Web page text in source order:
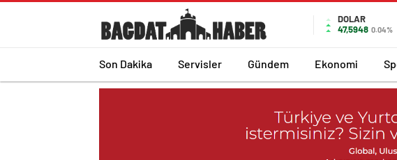
DOLAR
47,5948 0.04%
Son Dakika Servisler Gündem Ekonomi